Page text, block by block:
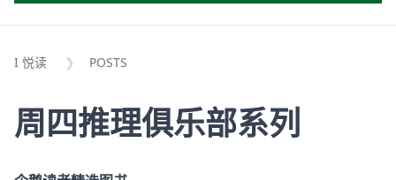
I 悦读 POSTS
周四推理俱乐部系列